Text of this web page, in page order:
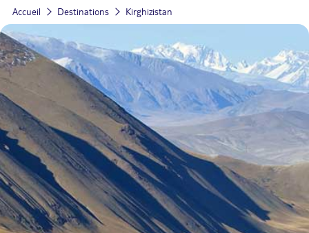
Accueil Destinations Kirghizistan